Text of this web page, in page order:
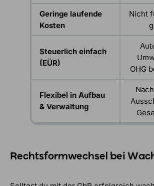
Geringe laufende
Kosten
Nicht
Steuerlich einfach
(EÜR)
OHG
Flexibel in Aufbau
& Verwaltung
Rechtsformwechsel bei